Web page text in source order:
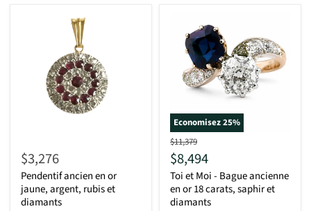
$3,276
Pendentif ancien en or
jaune, argent, rubis et
diamants
Economisez25%
D'origine
$11,379
Actuel
$8,494
Toi et Moi - Bague ancienne
en or 18 carats, saphir et
diamants